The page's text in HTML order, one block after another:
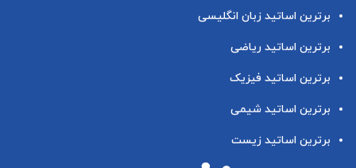
برترین اساتید زبان انگلیسی
برترین اساتید ریاضی
برترین اساتید فیزیک
برترین اساتید شیمی
برترین اساتید زیست